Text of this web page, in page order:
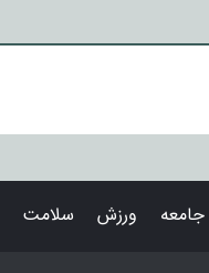
جامعه ورزش سلامت